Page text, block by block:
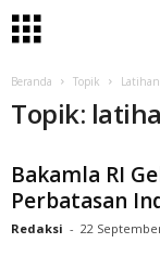
Beranda Topik
Topik:
Bakamla RI
Perbatasan
Redaksi - 22